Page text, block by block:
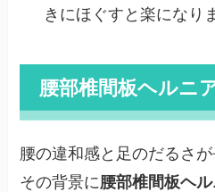
きにほぐすと楽になり
腰部椎間板ヘルニ
腰の違和感と足のだるさが
その背景に腰部椎間板ヘ